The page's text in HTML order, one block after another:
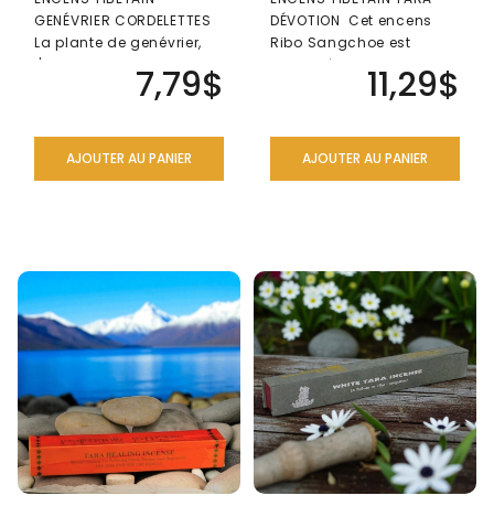
GENÉVRIER CORDELETTES
La plante de genévrier,
l'une des herbes rares
7,79$
AJOUTER AU PANIER
DÉVOTION Cet encens
Ribo Sangchoe est
fabriqué collectivement
11,29$
AJOUTER AU PANIER